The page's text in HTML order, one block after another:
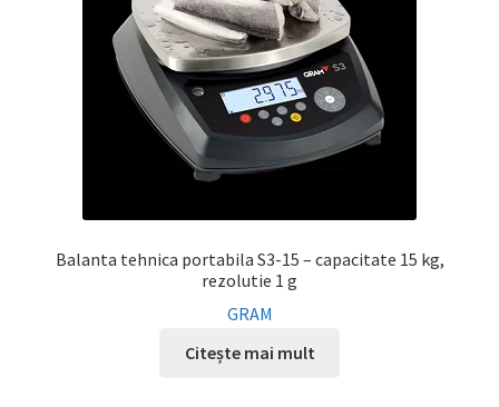
Balanta tehnica portabila S3-15 – capacitate 15 kg,
rezolutie 1 g
GRAM
Citește mai mult